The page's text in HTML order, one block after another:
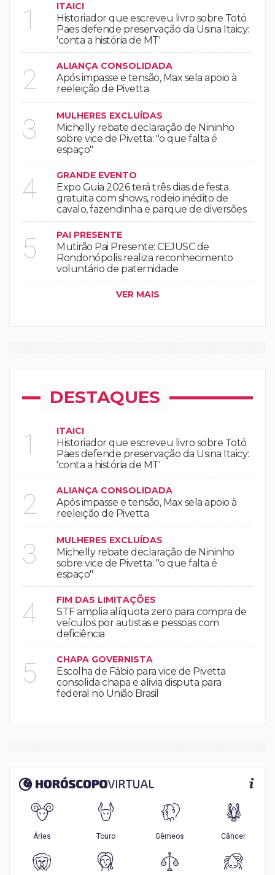
1 ITAICI
Historiador que escreveu livro sobre Totó
Paes defende preservação da Usina Itaicy:
'conta a história de MT'
2 ALIANÇA CONSOLIDADA
Após impasse e tensão, Max sela apoio à
reeleição de Pivetta
3 MULHERES EXCLUÍDAS
Michelly rebate declaração de Nininho
sobre vice de Pivetta: "o que falta é
espaço"
4 GRANDE EVENTO
Expo Guia 2026 terá três dias de festa
gratuita com shows, rodeio inédito de
cavalo, fazendinha e parque de diversões
5 PAI PRESENTE
Mutirão Pai Presente: CEJUSC de
Rondonópolis realiza reconhecimento
voluntário de paternidade
VER MAIS
DESTAQUES
1 ITAICI
Historiador que escreveu livro sobre Totó
Paes defende preservação da Usina Itaicy:
'conta a história de MT'
2 ALIANÇA CONSOLIDADA
Após impasse e tensão, Max sela apoio à
reeleição de Pivetta
3 MULHERES EXCLUÍDAS
Michelly rebate declaração de Nininho
sobre vice de Pivetta: "o que falta é
espaço"
4 FIM DAS LIMITAÇÕES
STF amplia alíquota zero para compra de
veículos por autistas e pessoas com
deficiência
5 CHAPA GOVERNISTA
Escolha de Fábio para vice de Pivetta
consolida chapa e alivia disputa para
federal no União Brasil